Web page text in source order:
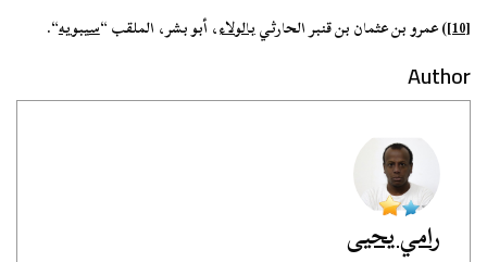
[10]
)عمرو بن عثمان بن قنبر الحارثيبالولاء، أبو بشر، الملقب “سيبويه“.
Author
رامي يحيى